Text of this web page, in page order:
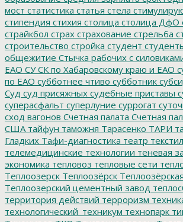
мост статистика статья стела
стипендия стихия столица столица ДфО
страйкбол страх страхование стрельба
строительство стройка студент
общежитие Стычка рабочих с
ЕАО СУ СК по Хабаровскому краю и ЕАО
по ЕАО субботнее чтиво субботник
Суд суд присяжных судебные приставы
суперасфальт суперлуние суррогат
сход вагонов Счетная палата Счетная
США тайфун таможня Тарасенко ТАРИ
Гладких Тафи-диагностика театр
телемедицинские технологии теневая
экономика тепловоз тепловые сети
Теплоозерск Теплоозёрск
Теплоозерский цементный завод
территория действий терроризм
технологический_техникум технопарк